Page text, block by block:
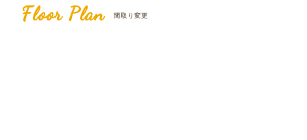
Floor Plan 間取り変更